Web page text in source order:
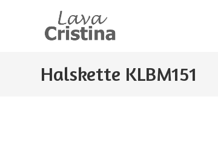
Halskette KLBM151